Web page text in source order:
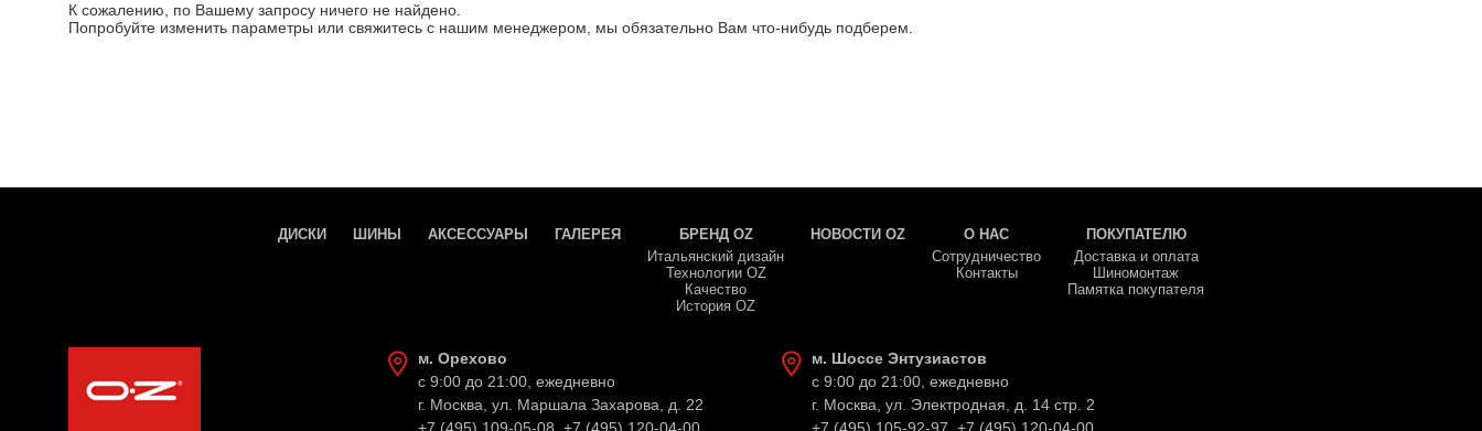
К сожалению, по Вашему запросу ничего не найдено.
Попробуйте изменить параметры или свяжитесь с нашим менеджером, мы обязательно Вам что-нибудь подберем.
ДИСКИ ШИНЫ АКСЕССУАРЫ ГАЛЕРЕЯ
БРЕНД OZ
Итальянский дизайн
Технологии OZ
Качество
История OZ
НОВОСТИ OZ
О НАС
Сотрудничество
Контакты
ПОКУПАТЕЛЮ
Доставка и оплата
Шиномонтаж
Памятка покупателя
м. Орехово
с 9:00 до 21:00, ежедневно
г. Москва, ул. Маршала Захарова, д. 22
м. Шоссе Энтузиастов
с 9:00 до 21:00, ежедневно
г. Москва, ул. Электродная, д. 14 стр. 2